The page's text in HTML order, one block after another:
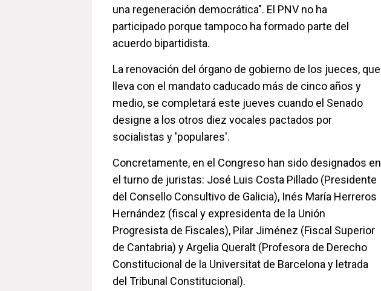
una regeneración democrática". El PNV no ha
participado porque tampoco ha formado parte del
acuerdo bipartidista.
La renovación del órgano de gobierno de los jueces, que
lleva con el mandato caducado más de cinco años y
medio, se completará este jueves cuando el Senado
designe a los otros diez vocales pactados por
socialistas y 'populares'.
Concretamente, en el Congreso han sido designados en
el turno de juristas: José Luis Costa Pillado (Presidente
del Consello Consultivo de Galicia), Inés María Herreros
Hernández (fiscal y expresidenta de la Unión
Progresista de Fiscales), Pilar Jiménez (Fiscal Superior
de Cantabria) y Argelia Queralt (Profesora de Derecho
Constitucional de la Universitat de Barcelona y letrada
del Tribunal Constitucional).